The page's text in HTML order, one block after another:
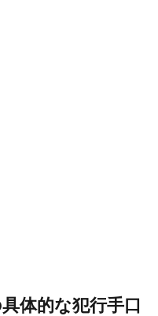
体的な犯行手口